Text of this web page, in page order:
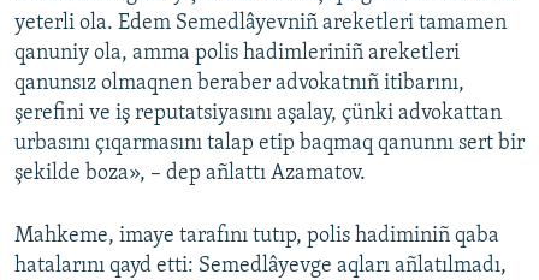
yeterli ola. Edem Semedlâyevniñ areketleri tamamen
qanuniy ola, amma polis hadimleriniñ areketleri
qanunsız olmaqnen beraber advokatnıñ itibarını,
şerefini ve iş reputatsiyasını aşalay, çünki advokattan
urbasını çıqarmasını talap etip baqmaq qanunnı sert bir
şekilde boza», – dep añlattı Azamatov.
Mahkeme, imaye tarafını tutıp, polis hadiminiñ qaba
hatalarını qayd etti: Semedlâyevge aqları añlatılmadı,